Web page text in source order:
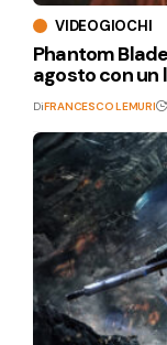
VIDEOGIOCHI
Phantom
agosto con un
DiFRANCESCO LEMURI